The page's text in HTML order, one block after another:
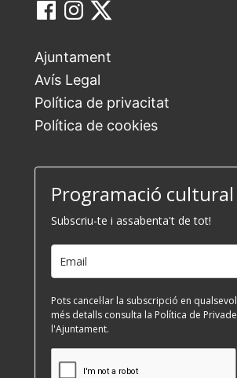
Ajuntament
Avís Legal
Política de privacitat
Política de cookies
Programació cultural
Subscriu-te i assabenta't de tot!
Pots cancel·lar la subscripció en
més detalls consulta la Política de
l'Ajuntament.